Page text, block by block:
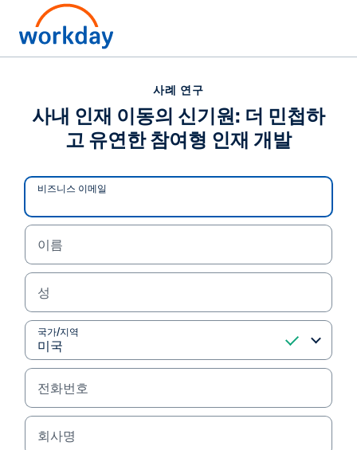
사내 인재 이동의 신기원:
더 민첩하고 유연한 참여형
인재 개발
한 글로벌 부동산/투자 회사가 HiredScore AI와
Workday를 사용하여 사내 채용 지원을 30% 높였습
니다. AI를 활용하여 직원에게 새로운 차원의 맞춤형
성장 기회를 제공하는 방법을 이 사례 연구에서 알아
보세요.
사례 연구 읽기
사례 연구
사내 인재 이동의 신기원: 더 민첩하
고 유연한 참여형 인재 개발
비즈니스 이메일
이름
성
국가/지역
전화번호
회사명